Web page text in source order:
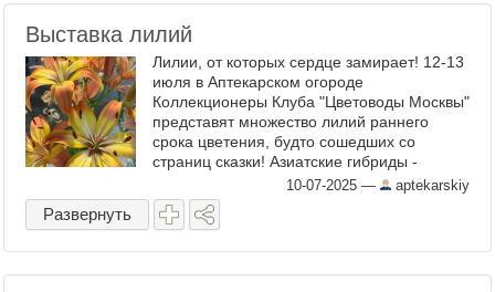
Выставка лилий
Лилии, от которых сердце замирает! 12-13
июля в Аптекарском огороде
Коллекционеры Клуба "Цветоводы Москвы"
представят множество лилий раннего
срока цветения, будто сошедших со
страниц сказки! Азиатские гибриды -
надежные и жизнестойкие сорта селекции
ВНИИС им. Мичурина, созданные ...
10-07-2025 — aptekarskiy
Развернуть